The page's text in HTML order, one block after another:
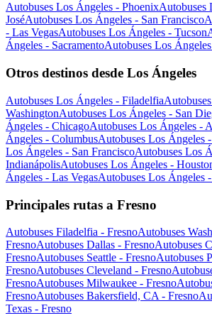
Autobuses Los Ángeles - PhoenixAutobuses
JoséAutobuses Los Ángeles - San Francisco
- Las VegasAutobuses Los Ángeles - Tucson
Ángeles - SacramentoAutobuses Los
Otros destinos desde Los Ángeles
Autobuses Los Ángeles - Filadelfia
WashingtonAutobuses Los Ángeles - San
Ángeles - ChicagoAutobuses Los Ángeles -
Ángeles - ColumbusAutobuses Los Ángeles
Los Ángeles - San FranciscoAutobuses Los
IndianápolisAutobuses Los Ángeles -
Ángeles - Las VegasAutobuses Los Ángeles
Principales rutas a Fresno
Autobuses Filadelfia - FresnoAutobuses
FresnoAutobuses Dallas - FresnoAutobuses
FresnoAutobuses Seattle - FresnoAutobuses
FresnoAutobuses Cleveland - Fresno
FresnoAutobuses Milwaukee - Fresno
FresnoAutobuses Bakersfield, CA - Fresno
Texas - Fresno